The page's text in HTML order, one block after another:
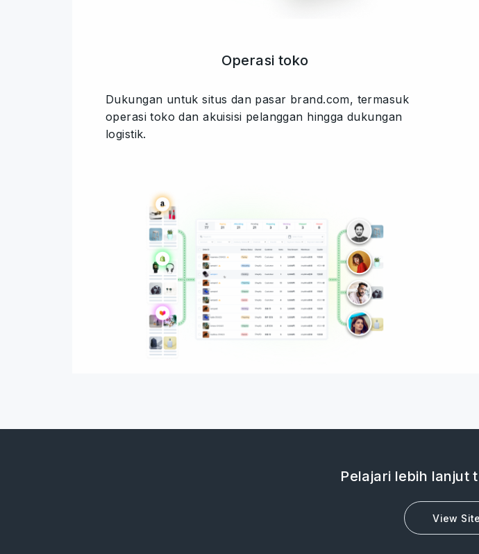
Operasi toko
Dukungan untuk situs dan pasar brand.com, termasuk
operasi toko dan akuisisi pelanggan hingga dukungan
logistik.
Pelajari lebih lanjut
View Site